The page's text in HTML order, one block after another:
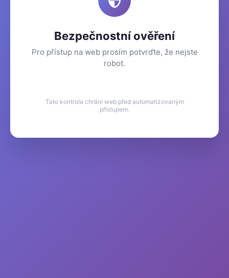
Bezpečnostní ověření
Pro přístup na web prosím potvrďte, že nejste
robot.
Tato kontrola chrání web před automatizovaným
přístupem.